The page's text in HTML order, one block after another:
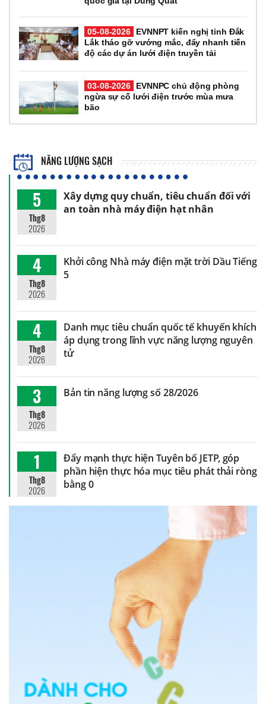
05-08-2026
EVNNPT kiến nghị tỉnh Đắk
Lắk tháo gỡ vướng mắc, đẩy nhanh tiến
độ các dự án lưới điện truyền tải
03-08-2026
EVNNPC chủ động phòng
ngừa sự cố lưới điện trước mùa mưa
bão
NĂNG LƯỢNG SẠCH
5
Thg8
2026
Xây dựng quy chuẩn, tiêu chuẩn đối với
an toàn nhà máy điện hạt nhân
4
Thg8
2026
Khởi công Nhà máy điện mặt trời Dầu Tiếng
5
4
Thg8
2026
Danh mục tiêu chuẩn quốc tế khuyến khích
áp dụng trong lĩnh vực năng lượng nguyên
tử
3
Thg8
2026
Bản tin năng lượng số 28/2026
1
Thg8
2026
Đẩy mạnh thực hiện Tuyên bố JETP, góp
phần hiện thực hóa mục tiêu phát thải ròng
bằng 0